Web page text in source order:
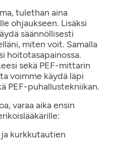
tulethan aina
ohjaukseen. Lisäksi
säännöllisesti
miten voit. Samalla
hoitotasapainossa.
sekä PEF-mittarin
voimme käydä läpi
PEF-puhallustekniikan.
varaa aika ensin
kurkkutautien